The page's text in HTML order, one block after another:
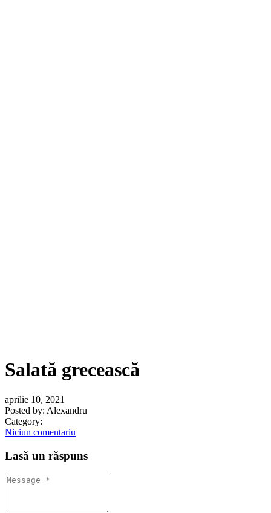
Salată grecească
aprilie 10, 2021
Posted by: Alexandru
Category:
Niciun comentariu
Lasă un răspuns